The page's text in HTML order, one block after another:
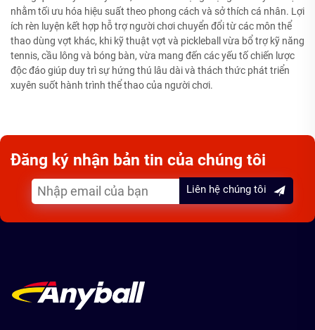
nhằm tối ưu hóa hiệu suất theo phong cách và sở thích cá nhân. Lợi
ích rèn luyện kết hợp hỗ trợ người chơi chuyển đổi từ các môn thể
thao dùng vợt khác, khi kỹ thuật vợt và pickleball vừa bổ trợ kỹ năng
tennis, cầu lông và bóng bàn, vừa mang đến các yếu tố chiến lược
độc đáo giúp duy trì sự hứng thú lâu dài và thách thức phát triển
xuyên suốt hành trình thể thao của người chơi.
Đăng ký nhận bản tin của chúng tôi
Liên hệ chúng tôi